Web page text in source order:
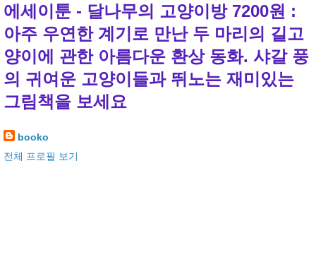
에세이툰 - 달나무의 고양이방 7200원 :
아주 우연한 계기로 만난 두 마리의 길고
양이에 관한 아름다운 환상 동화. 샤갈 풍
의 귀여운 고양이들과 뛰노는 재미있는
그림책을 보세요
booko
전체 프로필 보기